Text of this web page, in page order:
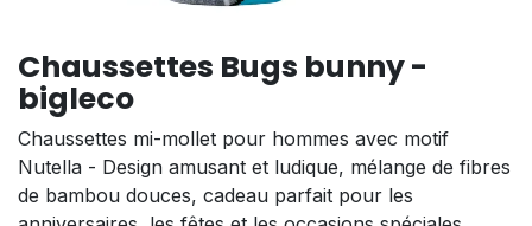
Chaussettes Bugs bunny -
bigleco
Chaussettes mi-mollet pour hommes avec motif
Nutella - Design amusant et ludique, mélange de fibres
de bambou douces, cadeau parfait pour les